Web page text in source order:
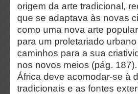
origem da arte tradicional,
que se adaptava às novas
como uma nova arte
para um proletariado
caminhos para a sua
nos novos meios (pág.
África deve acomodar-se à
tradicionais e as fontes